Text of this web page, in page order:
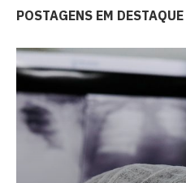
POSTAGENS EM DESTAQUE